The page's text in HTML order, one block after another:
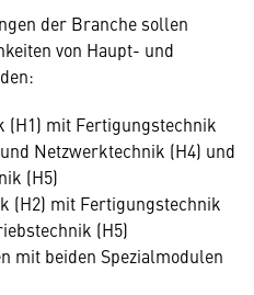
der Branche sollen
von Haupt- und
(H1) mit Fertigungstechnik
Netzwerktechnik (H4) und
(H5)
(H2) mit Fertigungstechnik
(H5)
mit beiden Spezialmodulen